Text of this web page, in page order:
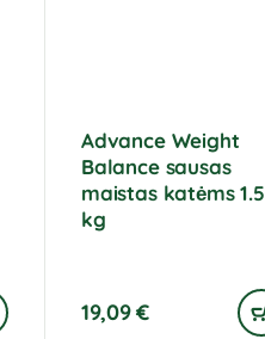
Advance Weight
Balance sausas
maistas katėms 1.5
kg
19,09€